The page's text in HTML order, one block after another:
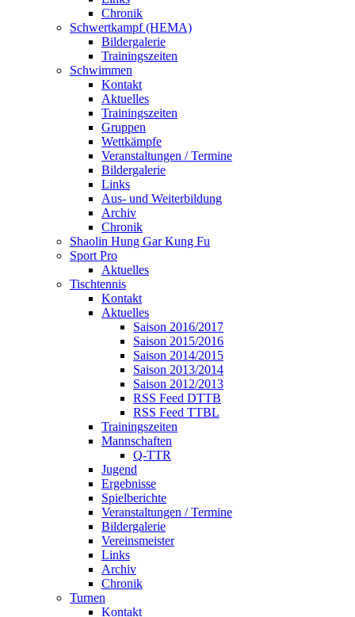
Chronik
Schwertkampf (HEMA)
Bildergalerie
Trainingszeiten
Schwimmen
Kontakt
Aktuelles
Trainingszeiten
Gruppen
Wettkämpfe
Veranstaltungen / Termine
Bildergalerie
Links
Aus- und Weiterbildung
Archiv
Chronik
Shaolin Hung Gar Kung Fu
Sport Pro
Aktuelles
Tischtennis
Kontakt
Aktuelles
Saison 2016/2017
Saison 2015/2016
Saison 2014/2015
Saison 2013/2014
Saison 2012/2013
RSS Feed DTTB
RSS Feed TTBL
Trainingszeiten
Mannschaften
Q-TTR
Jugend
Ergebnisse
Spielberichte
Veranstaltungen / Termine
Bildergalerie
Vereinsmeister
Links
Archiv
Chronik
Turnen
Kontakt